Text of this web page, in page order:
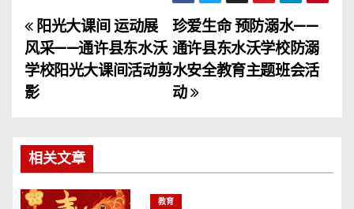
文
章
导
珍爱生命 预防溺水——
通许县东水沃学校防溺
水安全教育主题班会活
动
阳光大课间 运动展
风采——通许县东水沃
学校阳光大课间活动剪
影
相关文章
教育